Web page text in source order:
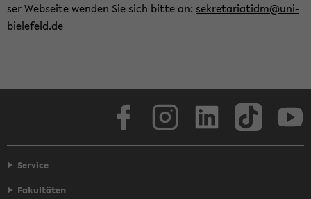
ser Web­sei­te wen­den Sie sich bitte an: se­kre­ta­ria­tidm@uni-​
bielefeld.de
Face­book
Service
Fakultäten